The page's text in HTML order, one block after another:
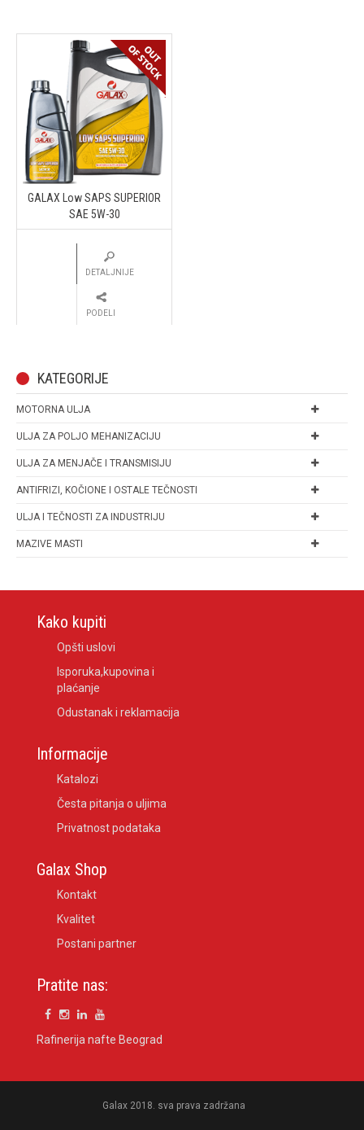
GALAX Low SAPS SUPERIOR
SAE 5W-30
DETALJNIJE
PODELI
KATEGORIJE
MOTORNA ULJA
ULJA ZA POLJO MEHANIZACIJU
ULJA ZA MENJAČE I TRANSMISIJU
ANTIFRIZI, KOČIONE I OSTALE TEČNOSTI
ULJA I TEČNOSTI ZA INDUSTRIJU
MAZIVE MASTI
Kako kupiti
Opšti uslovi
Isporuka,kupovina i
plaćanje
Odustanak i reklamacija
Informacije
Katalozi
Česta pitanja o uljima
Privatnost podataka
Galax Shop
Kontakt
Kvalitet
Postani partner
Pratite nas:
Rafinerija nafte Beograd
Galax 2018. sva prava zadržana